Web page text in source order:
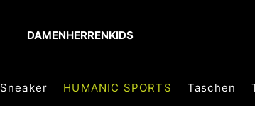
DAMENHERRENKIDS
Sneaker HUMANIC SPORTS Taschen